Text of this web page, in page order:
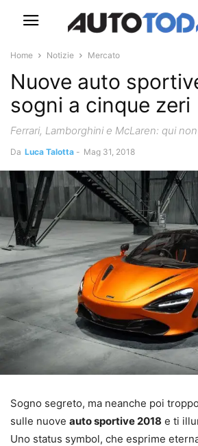
Home Notizie Mercato
Nuove auto
sogni a cinque zeri
Ferrari, Lamborghini e McLaren: qui
Da Luca Talotta - Mag 31, 2018
Sogno segreto, ma neanche poi
sulle nuove auto sportive 2018 e ti
Uno status symbol, che esprime